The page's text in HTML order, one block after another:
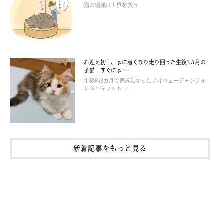
猫の寝顔は世界を救う
お迎え初日、家に着くなり走り回った生後3カ月の
子猫 すぐに家 …
生後約3カ月で家族になったノルウェージャンフォ
レストキャット …
新着記事をもっと見る